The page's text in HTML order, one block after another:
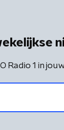
Radio 1 in